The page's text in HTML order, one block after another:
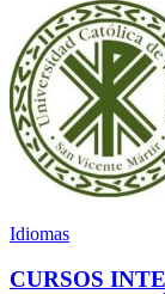
Idiomas
CURSOS